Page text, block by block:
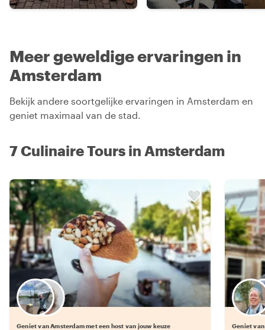
Meer geweldige ervaringen in
Amsterdam
Bekijk andere soortgelijke ervaringen in Amsterdam en
geniet maximaal van de stad.
7 Culinaire Tours in Amsterdam
Kies jouw favoriete local
Geniet van Amsterdam met een host van jouw keuze Geniet